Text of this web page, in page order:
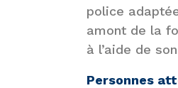
police
amont de la
à l’aide de
Personnes